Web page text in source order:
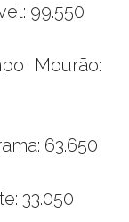
99.550
Mourão:
63.650
33.050